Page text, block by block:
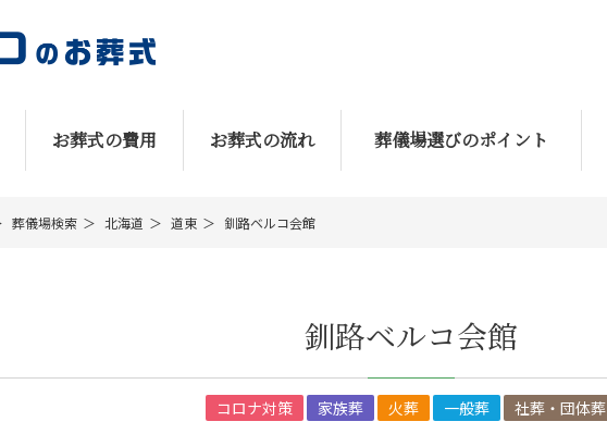
お葬式の費用 お葬式の流れ 葬儀場選びのポイント
葬儀場検索 北海道 道東 釧路ベルコ会館
釧路ベルコ会館
コロナ対策 家族葬 火葬 一般葬 社葬・団体葬